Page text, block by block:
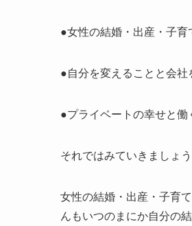
●女性の結婚・出産・子育
●自分を変えることと会社
●プライベートの幸せと働
それではみていきましょう
女性の結婚・出産・子育
んもいつのまにか自分の